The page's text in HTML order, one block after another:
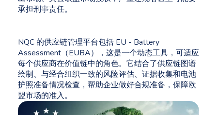
承担刑事责任。
NQC 的供应链管理平台包括 EU - Battery
Assessment（EUBA），这是一个动态工具，可适应
每个供应商在价值链中的角色。它结合了供应链图谱
绘制、与经合组织一致的风险评估、证据收集和电池
护照准备情况检查，帮助企业做好合规准备，保障欧
盟市场的准入。